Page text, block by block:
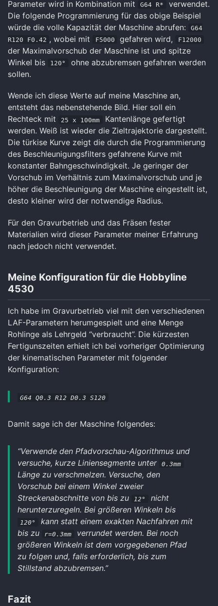
Parameter wird in Kombination mit G64 R*
verwendet.
Die folgende Programmierung für das obige Beispiel
würde die volle Kapazität der Maschine abrufen:
G64
R120 F0.42 , wobei mit F5000 gefahren wird, F12000
der Maximalvorschub der Maschine ist und spitze
Winkel bis
120°
ohne abzubremsen gefahren werden
sollen.
Wende ich diese Werte auf meine Maschine an,
entsteht das nebenstehende Bild. Hier soll ein
Rechteck mit
25 x 100mm
Kantenlänge gefertigt
werden. Weiß ist wieder die Zieltrajektorie dargestellt.
Die türkise Kurve zeigt die durch die Programmierung
des Beschleunigungsfilters gefahrene Kurve mit
konstanter Bahngeschwindigkeit. Je geringer der
Vorschub im Verhältnis zum Maximalvorschub und je
höher die Beschleunigung der Maschine eingestellt ist,
desto kleiner wird der notwendige Radius.
Für den Gravurbetrieb und das Fräsen fester
Materialien wird dieser Parameter meiner Erfahrung
nach jedoch nicht verwendet.
Meine Konfiguration für die Hobbyline
4530
Ich habe im Gravurbetrieb viel mit den verschiedenen
LAF-Parametern herumgespielt und eine Menge
Rohlinge als Lehrgeld “verbraucht”. Die kürzesten
Fertigunszeiten erhielt ich bei vorheriger Optimierung
der kinematischen Parameter mit folgender
Konfiguration:
G64 Q0.3 R12 D0.3 S120
Damit sage ich der Maschine folgendes:
“Verwende den Pfadvorschau-Algorithmus und
versuche, kurze Liniensegmente unter
0.3mm
Länge zu verschmelzen. Versuche, den
Vorschub bei einem Winkel zweier
Streckenabschnitte von bis zu
12°
nicht
herunterzuregeln. Bei größeren Winkeln bis
120°
kann statt einem exakten Nachfahren mit
bis zu
r=0.3mm
verrundet werden. Bei noch
größeren Winkeln ist dem vorgegebenen Pfad
zu folgen und, falls erforderlich, bis zum
Stillstand abzubremsen.”
Fazit